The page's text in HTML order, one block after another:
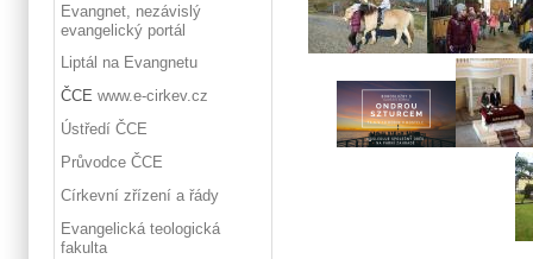
Evangnet, nezávislý
evangelický portál
Liptál na Evangnetu
ČCE www.e-cirkev.cz
Ústředí ČCE
Průvodce ČCE
Církevní zřízení a řády
Evangelická teologická
fakulta